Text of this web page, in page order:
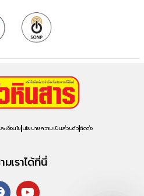
เงื่อนไข นโยบายความเป็นส่วนตัวติดต่อ
เราได้ที่นี่